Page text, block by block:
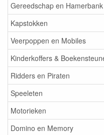
Gereedschap en Hamerbank
Kapstokken
Veerpoppen en Mobiles
Kinderkoffers &
Ridders en Piraten
Speeleten
Motorieken
Domino en Memory